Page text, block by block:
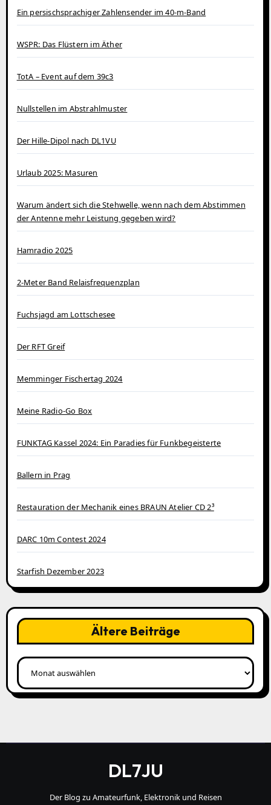
Ein persischsprachiger Zahlensender im 40‑m‑Band
WSPR: Das Flüstern im Äther
TotA – Event auf dem 39c3
Nullstellen im Abstrahlmuster
Der Hille-Dipol nach DL1VU
Urlaub 2025: Masuren
Warum ändert sich die Stehwelle, wenn nach dem Abstimmen
der Antenne mehr Leistung gegeben wird?
Hamradio 2025
2-Meter Band Relaisfrequenzplan
Fuchsjagd am Lottschesee
Der RFT Greif
Memminger Fischertag 2024
Meine Radio-Go Box
FUNKTAG Kassel 2024: Ein Paradies für Funkbegeisterte
Ballern in Prag
Restauration der Mechanik eines BRAUN Atelier CD 2³
DARC 10m Contest 2024
Starfish Dezember 2023
Ältere Beiträge
Ältere
Beiträge
DL7JU
Der Blog zu Amateurfunk, Elektronik und Reisen